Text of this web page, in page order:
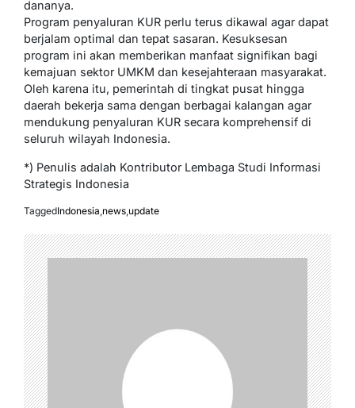
dananya.
Program penyaluran KUR perlu terus dikawal agar dapat
berjalam optimal dan tepat sasaran. Kesuksesan
program ini akan memberikan manfaat signifikan bagi
kemajuan sektor UMKM dan kesejahteraan masyarakat.
Oleh karena itu, pemerintah di tingkat pusat hingga
daerah bekerja sama dengan berbagai kalangan agar
mendukung penyaluran KUR secara komprehensif di
seluruh wilayah Indonesia.
*) Penulis adalah Kontributor Lembaga Studi Informasi
Strategis Indonesia
TaggedIndonesia news update